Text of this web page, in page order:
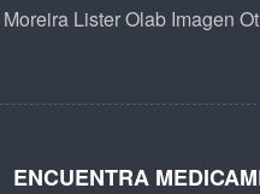
Moreira ListerOlab Imagen
ENCUENTRA